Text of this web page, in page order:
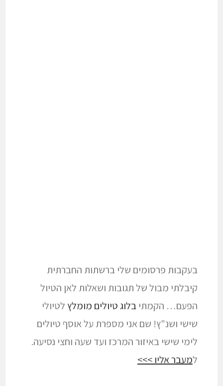
בעקבות פרסומים שלי ברשתות החברתית
קיבלתי מבול של תגובות ושאלות לאן הטיול
הפעם… הקמתיבלוג טיולים מומלץ לטיולי
שישי ושנ"ץ! שם אני מספרת על אוסף טיולים
לימי שישי באיזור המרכז ועד שעה וחצי נסיעה.
למעבר אליו >>>